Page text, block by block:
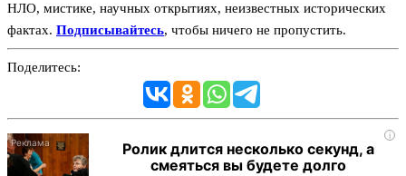
НЛО, мистике, научных открытиях, неизвестных исторических
фактах. Подписывайтесь, чтобы ничего не пропустить.
Поделитесь:
i
Ролик длится несколько секунд, а
смеяться вы будете долго